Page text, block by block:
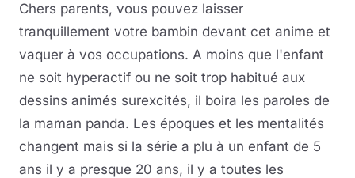
Chers parents, vous pouvez laisser
tranquillement votre bambin devant cet anime et
vaquer à vos occupations. A moins que l'enfant
ne soit hyperactif ou ne soit trop habitué aux
dessins animés surexcités, il boira les paroles de
la maman panda. Les époques et les mentalités
changent mais si la série a plu à un enfant de 5
ans il y a presque 20 ans, il y a toutes les